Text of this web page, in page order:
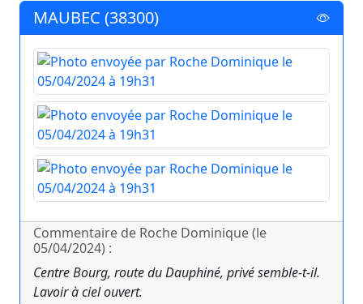
MAUBEC (38300)
Commentaire de Roche Dominique (le
05/04/2024) :
Centre Bourg, route du Dauphiné, privé semble-t-il.
Lavoir à ciel ouvert.